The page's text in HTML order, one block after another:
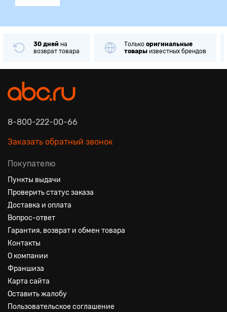
30 дней на
возврат товара
Только оригинальные
товары известных брендов
8-800-222-00-66
Заказать обратный звонок
Покупателю
Пункты выдачи
Проверить статус заказа
Доставка и оплата
Вопрос-ответ
Гарантия, возврат и обмен товара
Контакты
О компании
Франшиза
Карта сайта
Оставить жалобу
Пользовательское соглашение